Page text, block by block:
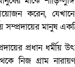
করেন, যেখানে
সম্প্রদায়ের মানুষ
প্রধান ধর্মীয়
নিজ গ্রাম